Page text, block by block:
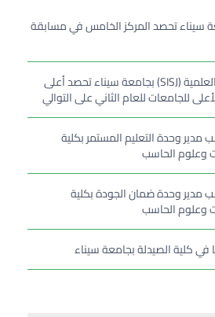
سيناء تحصد المركز الخامس في مسابقة
مجلة سيناء الدولية العلمية (SISJ) بجامعة سيناء تحصد أعلى
للجامعات للعام الثاني على التوالي
وحدة التعليم المستمر بكلية
وعلوم الحاسب
وحدة ضمان الجودة بكلية
وعلوم الحاسب
في كلية الصيدلة بجامعة سيناء